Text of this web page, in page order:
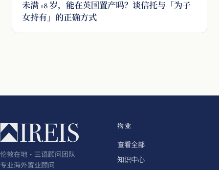
未满 18 岁，能在英国置产吗？谈信托与「为子
女持有」的正确方式
伦敦在地・三语顾问团队
专业海外置业顾问
物业
查看全部
知识中心